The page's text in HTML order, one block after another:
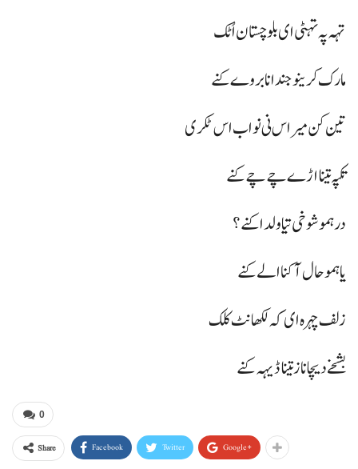
تہہ پہ تہٹی ای بلوچستان اُٹک
مارک کرینو جند انا بروے کنے
تین کن میر اس نی نواب اس ٹکری
تکپہ تینا اڑے چے چے کنے
در ہمو شوخی تیا ولدا کنے؟
یا ہمو حال آ کنا الے کنے
زلف چہرہ ای کہ لکھانٹ کلک
بشخے دیچا ناز تینا ڈیہہ کنے
0
Share Facebook Twitter Google+